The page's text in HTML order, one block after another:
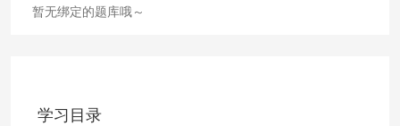
暂无绑定的题库哦～
学习目录